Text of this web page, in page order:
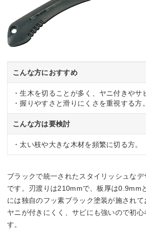
こんな方におすすめ
・生木を切ることが多く、ヤニ付きやサ
・握りやすさと滑りにくさを重視する方。
こんな方は要検討
・太い枝や大きな木材を頻繁に切る方。
ブラックで統一されたスタイリッシュな
です。刃渡りは210mmで、板厚は0.9mm
には独自のフッ素ブラック塗装が施され
ヤニが付きにくく、サビにも強いので初心
す。